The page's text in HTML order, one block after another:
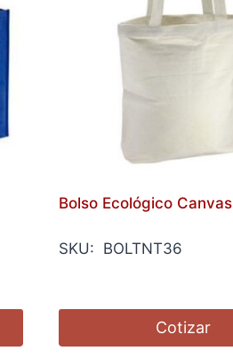
Bolso Ecológico Canvas
SKU: BOLTNT36
Cotizar